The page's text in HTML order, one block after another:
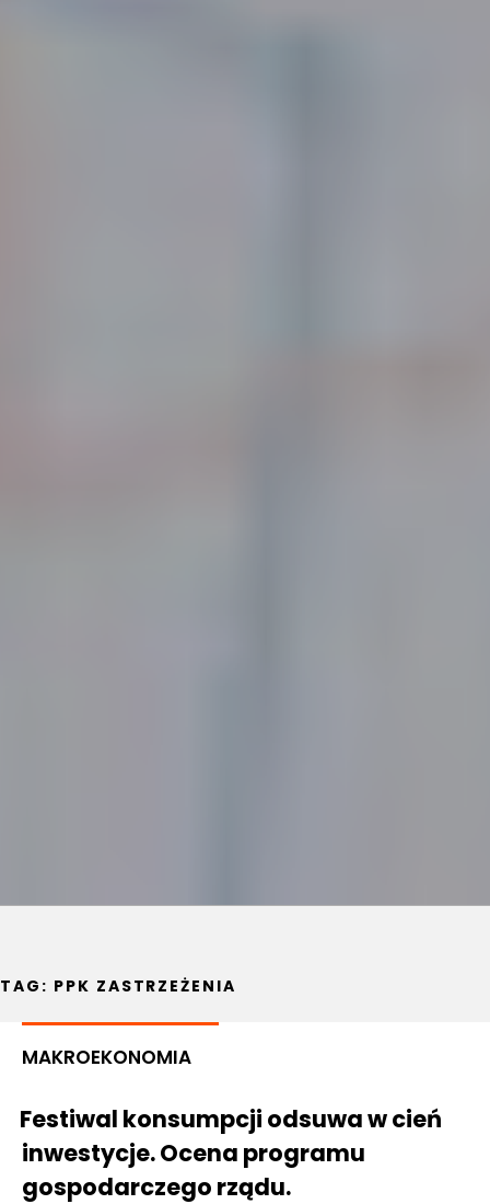
TAG: PPK ZASTRZEŻENIA
MAKROEKONOMIA
Festiwal konsumpcji odsuwa w cień
inwestycje. Ocena programu
gospodarczego rządu.